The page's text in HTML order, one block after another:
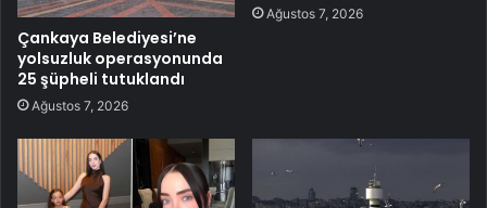
Çankaya Belediyesi’ne
yolsuzluk operasyonunda
25 şüpheli tutuklandı
Ağustos 7, 2026
Ağustos 7, 2026